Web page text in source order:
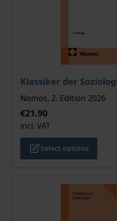
Klassiker der
The price depends on
Nomos, 2. Edition 2026
€21.90
incl. VAT
Select options